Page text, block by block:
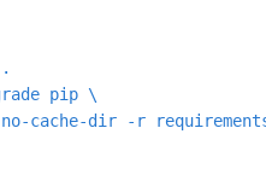
pip \
cache-dir -r